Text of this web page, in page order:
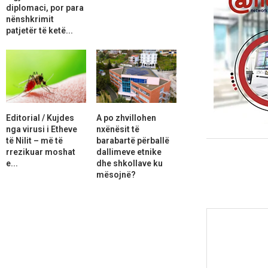
diplomaci, por para
nënshkrimit
patjetër të ketë...
Editorial / Kujdes
nga virusi i Etheve
të Nilit – më të
rrezikuar moshat
e...
A po zhvillohen
nxënësit të
barabartë përballë
dallimeve etnike
dhe shkollave ku
mësojnë?